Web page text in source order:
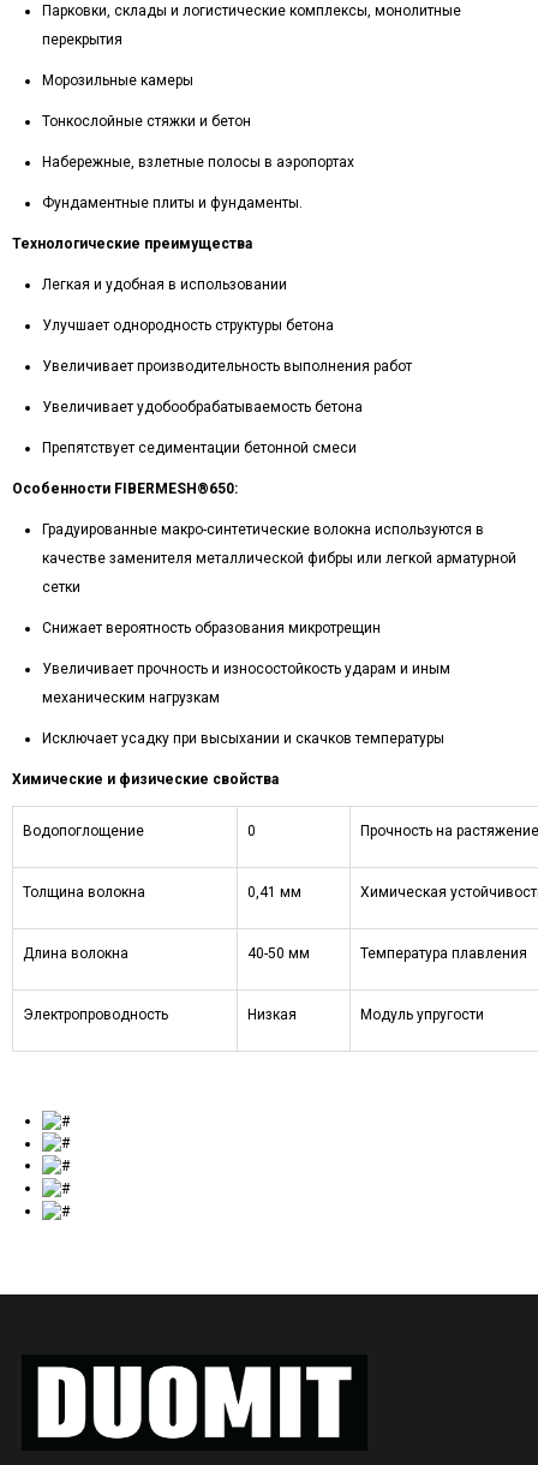
Парковки, склады и логистические комплексы, монолитные
перекрытия
Морозильные камеры
Тонкослойные стяжки и бетон
Набережные, взлетные полосы в аэропортах
Фундаментные плиты и фундаменты.
Технологические преимущества
Легкая и удобная в использовании
Улучшает однородность структуры бетона
Увеличивает производительность выполнения работ
Увеличивает удобообрабатываемость бетона
Препятствует седиментации бетонной смеси
Особенности FIBERMESH®650:
Градуированные макро-синтетические волокна используются в
качестве заменителя металлической фибры или легкой арматурной
сетки
Снижает вероятность образования микротрещин
Увеличивает прочность и износостойкость ударам и иным
механическим нагрузкам
Исключает усадку при высыхании и скачков температуры
Химические и физические свойства
Водопоглощение 0 Прочность на растяжение
Толщина волокна 0,41 мм Химическая
Длина волокна 40-50 мм Температура плавления
Электропроводность Низкая Модуль упругости